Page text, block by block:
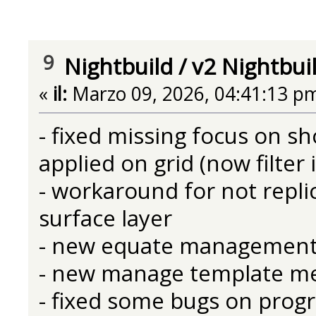
9 Nightbuild /v2
« il: Marzo 09, 2026, 04:41:13
- fixed missing focus on
applied on grid (now filter
- workaround for not
surface layer
- new equate
- new manage template
- fixed some bugs on